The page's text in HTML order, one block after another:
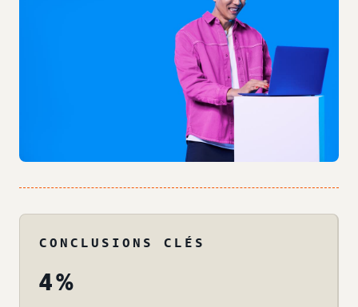
CONCLUSIONS CLÉS
4 %